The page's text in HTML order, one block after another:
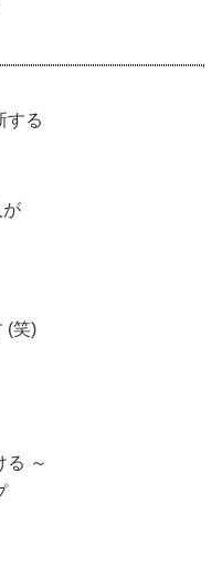
する
が
(笑)
る ～